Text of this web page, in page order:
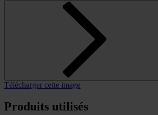
Télécharger cette image
Produits utilisés